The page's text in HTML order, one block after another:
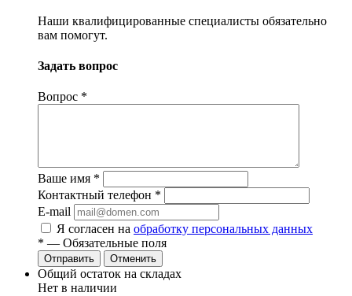
Наши квалифицированные специалисты обязательно
вам помогут.
Задать вопрос
Вопрос *
Ваше имя *
Контактный телефон *
E-mail
Я согласен на обработку персональных данных
* — Обязательные поля
Отменить
Общий остаток на складах
Нет в наличии